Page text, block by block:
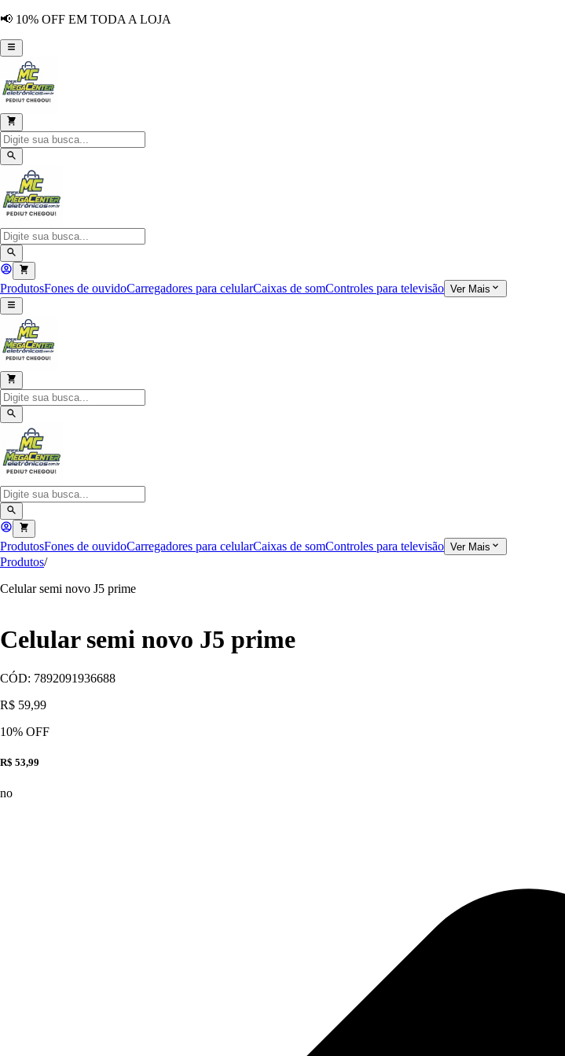
📢 10% OFF EM TODA A LOJA
ProdutosFones de ouvidoCarregadores para celularCaixas de somControles para televisão Ver Mais
ProdutosFones de ouvidoCarregadores para celularCaixas de somControles para televisão Ver Mais
Produtos/
Celular semi novo J5 prime
Celular semi novo J5 prime
CÓD: 7892091936688
R$ 59,99
10% OFF
R$ 53,99
no